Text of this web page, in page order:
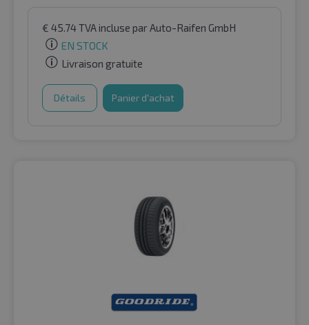
€ 45.74TVA incluse par Auto-Raifen GmbH
EN STOCK
Livraison gratuite
Détails Panier d'achat